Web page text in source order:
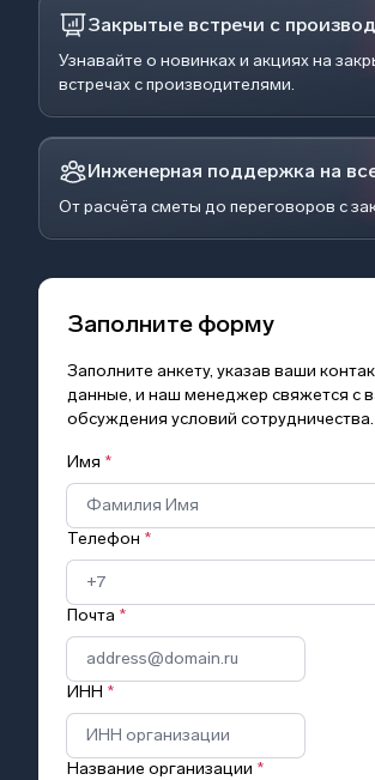
Закрытые встречи с
Узнавайте о новинках и акциях на
встречах с производителями.
Инженерная поддержка на
От расчёта сметы до переговоров с
Заполните форму
Заполните анкету, указав ваши
данные, и наш менеджер свяжется с
обсуждения условий сотрудничества.
Имя *
Телефон *
Почта *
ИНН *
Название организации *